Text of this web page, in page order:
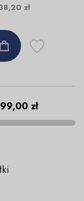
zł
99,00 zł